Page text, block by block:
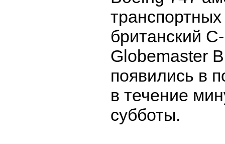
британский
Globemaster
появились в
в течение
субботы.